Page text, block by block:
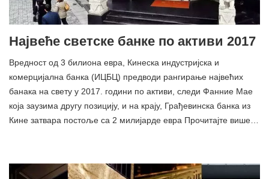
Највеће светске банке по активи 2017
Вредност од 3 билиона евра, Кинеска индустријска и
комерцијална банка (ИЦБЦ) предводи рангирање највећих
банака на свету у 2017. години по активи, следи Фанние Мае
која заузима другу позицију, и на крају, Грађевинска банка из
Кине затвара постоље са 2 милијарде евра Прочитајте више…